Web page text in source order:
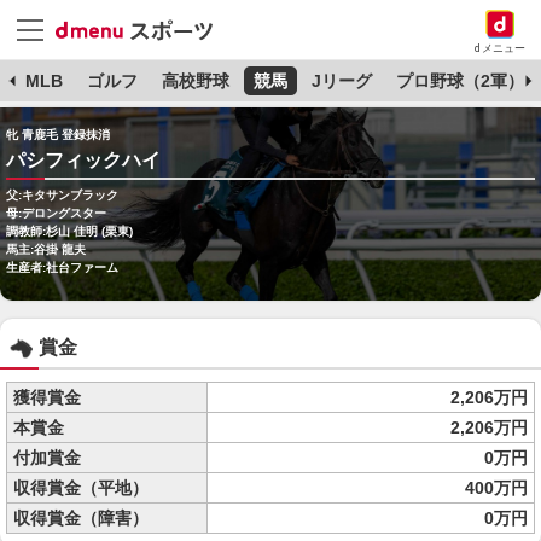
dメニュー
MLB ゴルフ 高校野球 競馬 Jリーグ プロ野球（2軍）
牝 青鹿毛 登録抹消
パシフィックハイ
父:キタサンブラック
母:デロングスター
調教師:杉山 佳明 (栗東)
馬主:谷掛 龍夫
生産者:社台ファーム
賞金
獲得賞金
2,206万円
本賞金
2,206万円
付加賞金
0万円
収得賞金（平地）
400万円
収得賞金（障害）
0万円